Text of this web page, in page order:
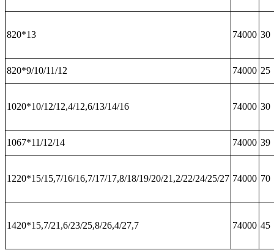
820*13 74000 30
820*9/10/11/12 74000 25
1020*10/12/12,4/12,6/13/14/16 74000 30
1067*11/12/14 74000 39
1220*15/15,7/16/16,7/17/17,8/18/19/20/21,2/22/24/25/27 74000 70
1420*15,7/21,6/23/25,8/26,4/27,7 74000 45